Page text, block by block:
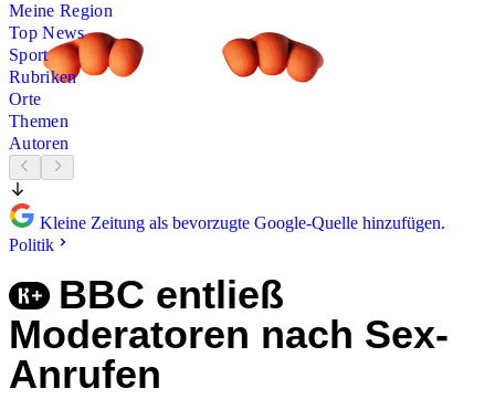
Meine Region
Top News
Sport
Rubriken
Orte
Themen
Autoren
Kleine Zeitung als bevorzugte Google-Quelle hinzufügen.
Politik
BBC entließ
Moderatoren nach Sex-
Anrufen